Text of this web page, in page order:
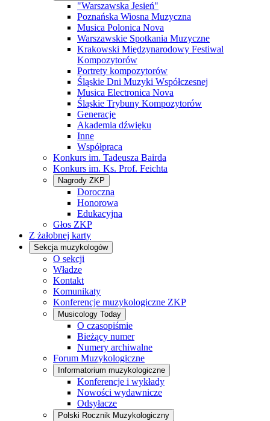
"Warszawska Jesień"
Poznańska Wiosna Muzyczna
Musica Polonica Nova
Warszawskie Spotkania Muzyczne
Krakowski Międzynarodowy Festiwal
Kompozytorów
Portrety kompozytorów
Śląskie Dni Muzyki Współczesnej
Musica Electronica Nova
Śląskie Trybuny Kompozytorów
Generacje
Akademia dźwięku
Inne
Współpraca
Konkurs im. Tadeusza Bairda
Konkurs im. Ks. Prof. Feichta
Nagrody ZKP
Doroczna
Honorowa
Edukacyjna
Głos ZKP
Z żałobnej karty
Sekcja muzykologów
O sekcji
Władze
Kontakt
Komunikaty
Konferencje muzykologiczne ZKP
Musicology Today
O czasopiśmie
Bieżący numer
Numery archiwalne
Forum Muzykologiczne
Informatorium muzykologiczne
Konferencje i wykłady
Nowości wydawnicze
Odsyłacze
Polski Rocznik Muzykologiczny